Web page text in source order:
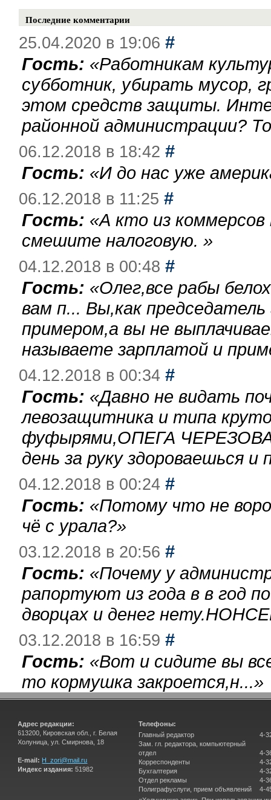
Последние комментарии
25.04.2020 в 19:06 #
Гость: «Работникам
субботник, убирать мусор,
этом средств защиты.
районной администрации?
06.12.2018 в 18:42 #
Гость: «И до нас уже
06.12.2018 в 11:25 #
Гость: «А кто из
смешите налоговую. »
04.12.2018 в 00:48 #
Гость: «Олег,все рабы
вам п... Вы,как
примером,а вы не
называете зарплатой и
04.12.2018 в 00:34 #
Гость: «Давно не видать
левозащитника и типа
фуфырями,ОПЕГА
день за руку здороваешься
04.12.2018 в 00:24 #
Гость: «Потому что не
чё с урала?»
03.12.2018 в 20:56 #
Гость: «Почему у
рапортуют из года в в год
дворцах и денег
03.12.2018 в 16:59 #
Гость: «Вот и сидите вы
то кормушка закроется,н...»
Адрес редакции:
613200, Кировская обл., г. Белая
Холуница, ул. Смирнова, 18
E-mail: H_zori@mail.ru
Индекс издания: 51982
Телефоны:
Главный редактор
Зам. гл. редактора, компьютерный
отдел
Корреспонденты
Бухгалтерия
Отдел рекламы
Полиграфуслуги, прием объявлений
4-
4-
4-
4-
4-
4-